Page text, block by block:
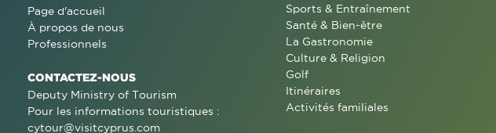
Page d'accueil
À propos de nous
Professionnels
CONTACTEZ-NOUS
Deputy Ministry of Tourism
Pour les informations touristiques :
cytour@visitcyprus.com
Sports & Entraînement
Santé & Bien-être
La Gastronomie
Culture & Religion
Golf
Itinéraires
Activités familiales